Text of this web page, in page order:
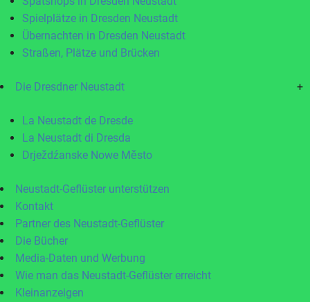
Spielplätze in Dresden Neustadt
Übernachten in Dresden Neustadt
Straßen, Plätze und Brücken
Die Dresdner Neustadt +
La Neustadt de Dresde
La Neustadt di Dresda
Drježdźanske Nowe Město
Neustadt-Geflüster unterstützen
Kontakt
Partner des Neustadt-Geflüster
Die Bücher
Media-Daten und Werbung
Wie man das Neustadt-Geflüster erreicht
Kleinanzeigen